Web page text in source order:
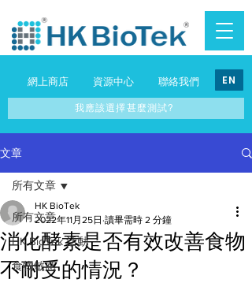
網上商店 資源中心 聯絡我們 EN
我應該選擇甚麼測試?
文章
所有文章
HK BioTek 活動
食物敏感
所有文章
消化酵素是否有效改善食物
不耐受的情況？
HK BioTek
2022年11月25日 讀畢需時 2 分鐘